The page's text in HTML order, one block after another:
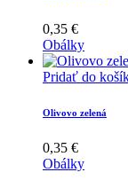
0,35 €
Obálky
Pridať do
Olivovo zelená
0,35 €
Obálky